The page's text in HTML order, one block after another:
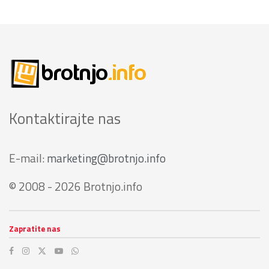
Kontaktirajte nas
E-mail: marketing@brotnjo.info
© 2008 - 2026 Brotnjo.info
Zapratite nas